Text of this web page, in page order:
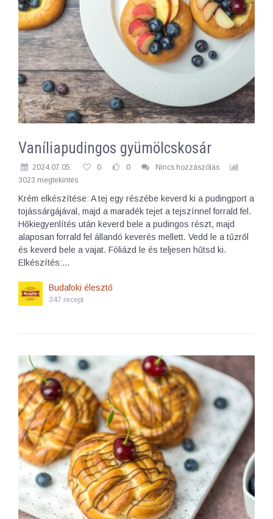
Vaníliapudingos gyümölcskosár
2024.07.05. 0 0
Nincs hozzászólás
3023 megtekintés
Krém elkészítése: A tej egy részébe keverd ki a pudingport a
tojássárgájával, majd a maradék tejet a tejszínnel forrald fel.
Hőkiegyenlítés után keverd bele a pudingos részt, majd
alaposan forrald fel állandó keverés mellett. Vedd le a tűzről
és keverd bele a vajat. Fóliázd le és teljesen hűtsd ki.
Elkészítés:…
Budafoki élesztő
347 recept